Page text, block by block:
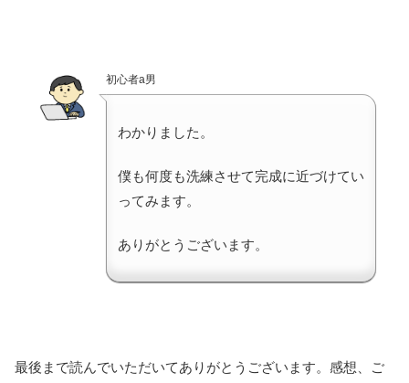
初心者a男
わかりました。
僕も何度も洗練させて完成に近づけてい
ってみます。
ありがとうございます。
最後まで読んでいただいてありがとうございます。感想、ご